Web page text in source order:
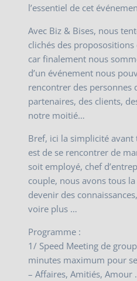
l’essentiel de cet
Avec Biz & Bises, nous
clichés des
car finalement nous
d’un événement nous
rencontrer des personnes
partenaires, des clients,
notre moitié…
Bref, ici la simplicité
est de se rencontrer de
soit employé, chef
couple, nous avons tous
devenir des
voire plus …
Programme :
1/ Speed Meeting de
minutes maximum pour
– Affaires, Amitiés, Amour